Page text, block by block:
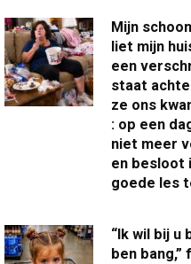
Mijn
liet mijn
een
staat
ze ons
: op een
niet meer
en besloot
goede les
“Ik wil bij u
ben